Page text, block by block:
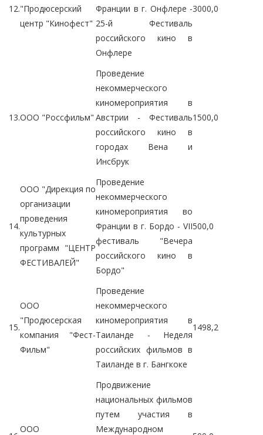
12."Продюсерский
центр "Кинофест"
Франции в г. Онфлере -
25-й Фестиваль
российского кино в
Онфлере
3000,0
13.ООО "Россфильм"
Проведение
некоммерческого
киномероприятия в
Австрии - Фестиваль
российского кино в
городах Вена и
Инсбрук
1500,0
14.
ООО "Дирекция по
организации
проведения
культурных
программ "ЦЕНТР
ФЕСТИВАЛЕЙ"
Проведение
некоммерческого
киномероприятия во
Франции в г. Бордо - VII
фестиваль "Вечера
российского кино в
Бордо"
500,0
15.
ООО
"Продюсерская
компания "Фест-
Фильм"
Проведение
некоммерческого
киномероприятия в
Таиланде - Неделя
российских фильмов в
Таиланде в г. Бангкоке
1498,2
ООО
Продвижение
национальных фильмов
путем участия в
Международном